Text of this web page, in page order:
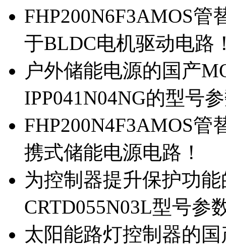
FHP200N6F3AMOS管
于BLDC电机驱动电路
户外储能电源的国产
IPP041N04NG的型号
FHP200N4F3AMOS管
携式储能电源电路！
为控制器提升保护功
CRTD055N03L型号参
太阳能路灯控制器的